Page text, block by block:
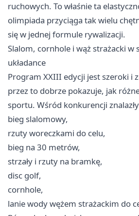
ruchowych. To właśnie ta
olimpiada przyciąga tak wielu
się w jednej formule rywalizacji.
Slalom, cornhole i wąż strażacki w
układance
Program XXIII edycji jest szeroki i
przez to dobrze pokazuje, jak
sportu. Wśród konkurencji
bieg slalomowy,
rzuty woreczkami do celu,
bieg na 30 metrów,
strzały i rzuty na bramkę,
disc golf,
cornhole,
lanie wody wężem strażackim do